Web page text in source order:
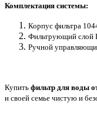
Комплектация системы:
Корпус фильтра
Фильтрующий слой
Ручной
Купить фильтр для воды
и своей семье чистую и